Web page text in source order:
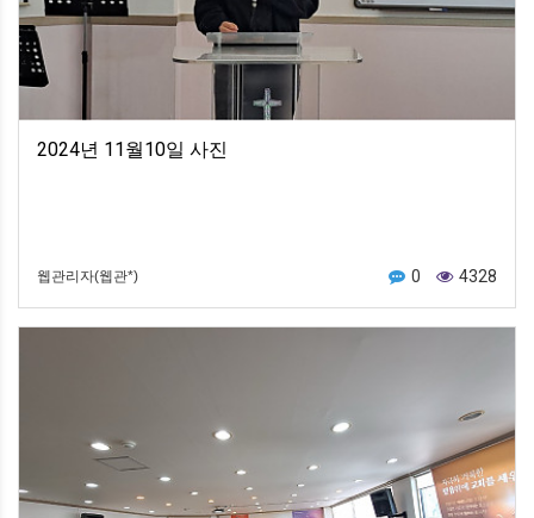
2024년 11월10일 사진
웹관리자(웹관*) 0 4328